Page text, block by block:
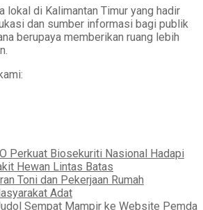
lokal di Kalimantan Timur yang hadir
dan sumber informasi bagi publik
berupaya memberikan ruang lebih
Perkuat Biosekuriti Nasional Hadapi
Hewan Lintas Batas
Toni dan Pekerjaan Rumah
Adat
Sempat Mampir ke Website Pemda